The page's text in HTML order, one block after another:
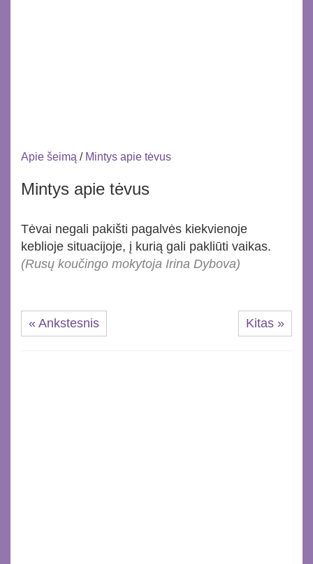
Apie šeimą / Mintys apie tėvus
Mintys apie tėvus
Tėvai negali pakišti pagalvės kiekvienoje
keblioje situacijoje, į kurią gali pakliūti vaikas.
(Rusų koučingo mokytoja Irina Dybova)
« Ankstesnis Kitas »